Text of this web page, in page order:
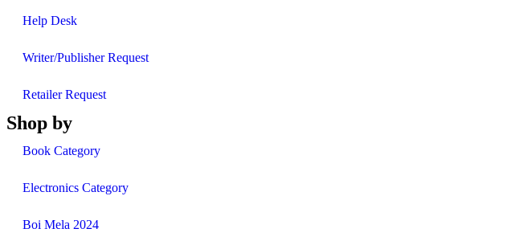
Help Desk
Writer/Publisher Request
Retailer Request
Shop by
Book Category
Electronics Category
Boi Mela 2024